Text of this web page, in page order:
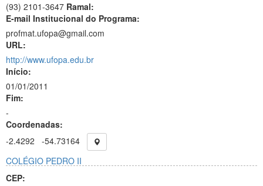
(93) 2101-3647 Ramal:
E-mail Institucional do Programa:
profmat.ufopa@gmail.com
URL:
http://www.ufopa.edu.br
Início:
01/01/2011
Fim:
-
Coordenadas:
-2.4292
-54.73164
COLÉGIO PEDRO II
CEP: